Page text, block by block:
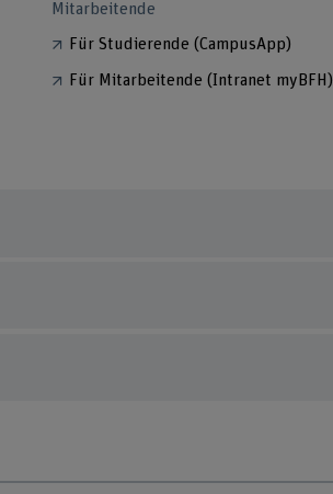
Mitarbeitende
Für Studierende (CampusApp)
Für Mitarbeitende (Intranet myBFH)